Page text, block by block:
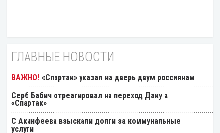
ГЛАВНЫЕ НОВОСТИ
«Спартак» указал на дверь двум россиянам
Серб Бабич отреагировал на переход Даку в
«Спартак»
С Акинфеева взыскали долги за коммунальные
услуги